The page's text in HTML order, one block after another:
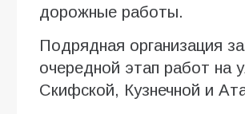
дорожные работы.
Подрядная организация
очередной этап работ на
Скифской, Кузнечной и